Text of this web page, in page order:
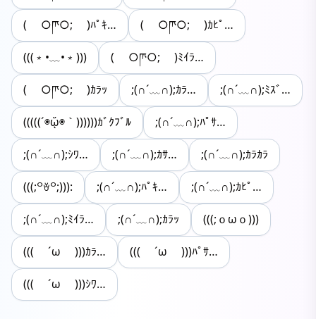
( ○ཫ○; )ﾊﾟｷ… ( ○ཫ○; )ｶﾋﾟ…
(((﹡•﹏•﹡))) ( ○ཫ○; )ﾐｲﾗ…
( ○ཫ○; )ｶﾗｯ ;(∩´﹏∩);ｶﾗ… ;(∩´﹏∩);ﾐｽﾞ…
(((((´◉ᾥ◉｀))))))ｶﾞｸﾌﾞﾙ ;(∩´﹏∩);ﾊﾟｻ…
;(∩´﹏∩);ｼﾜ… ;(∩´﹏∩);ｶｻ… ;(∩´﹏∩);ｶﾗｶﾗ
(((;꒪ꈊ꒪;))): ;(∩´﹏∩);ﾊﾟｷ… ;(∩´﹏∩);ｶﾋﾟ…
;(∩´﹏∩);ﾐｲﾗ… ;(∩´﹏∩);ｶﾗｯ (((;ｏωｏ)))
((( ´ω )))ｶﾗ… ((( ´ω )))ﾊﾟｻ…
((( ´ω )))ｼﾜ…